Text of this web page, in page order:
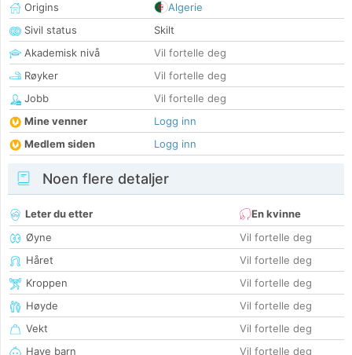
Origins
Algerie
Sivil status
Skilt
Akademisk nivå
Vil fortelle deg
Røyker
Vil fortelle deg
Jobb
Vil fortelle deg
Mine venner
Logg inn
Medlem siden
Logg inn
Noen flere detaljer
Leter du etter
En kvinne
Øyne
Vil fortelle deg
Håret
Vil fortelle deg
Kroppen
Vil fortelle deg
Høyde
Vil fortelle deg
Vekt
Vil fortelle deg
Have barn
Vil fortelle deg